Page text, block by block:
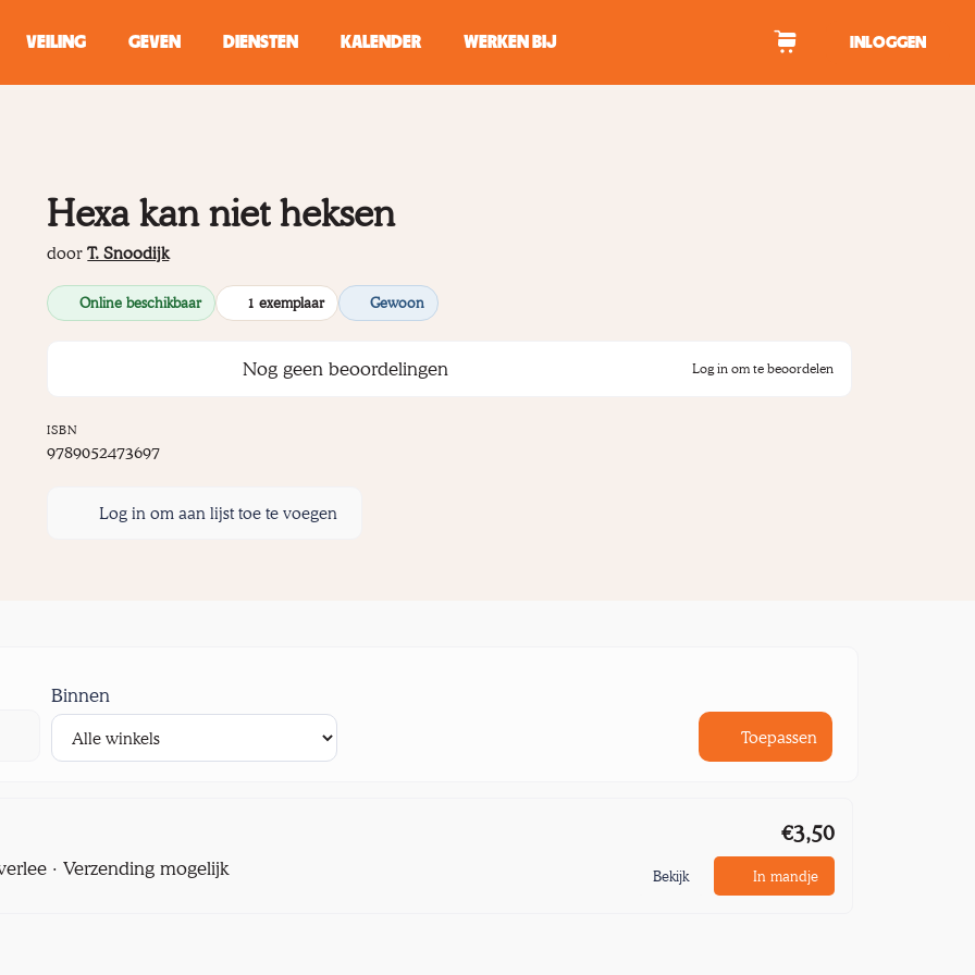
VEILING GEVEN DIENSTEN KALENDER WERKEN BIJ INLOGGEN
Hexa kan niet heksen
doorT. Snoodijk
Online beschikbaar 1 exemplaar Gewoon
Nog geen beoordelingen Log in om te beoordelen
ISBN
9789052473697
Log in om aan lijst toe te voegen
Binnen
Toepassen
· Verzending mogelijk
€3,50
Bekijk In mandje